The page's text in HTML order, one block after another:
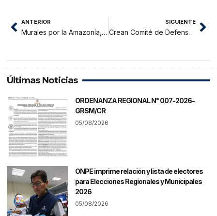
ANTERIOR
Murales por la Amazonía, previo al VIII FOSPA
SIGUIENTE
Crean Comité de Defensa de los Intereses del Hospital de Tarapoto
Últimas Noticias
ORDENANZA REGIONAL N° 007-2026-
GRSM/CR
05/08/2026
ONPE imprime relación y lista de electores
para Elecciones Regionales y Municipales
2026
05/08/2026